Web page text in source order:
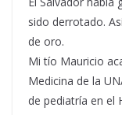
sido derrotado.
de oro.
Mi tío Mauricio
Medicina de la
de pediatría en el